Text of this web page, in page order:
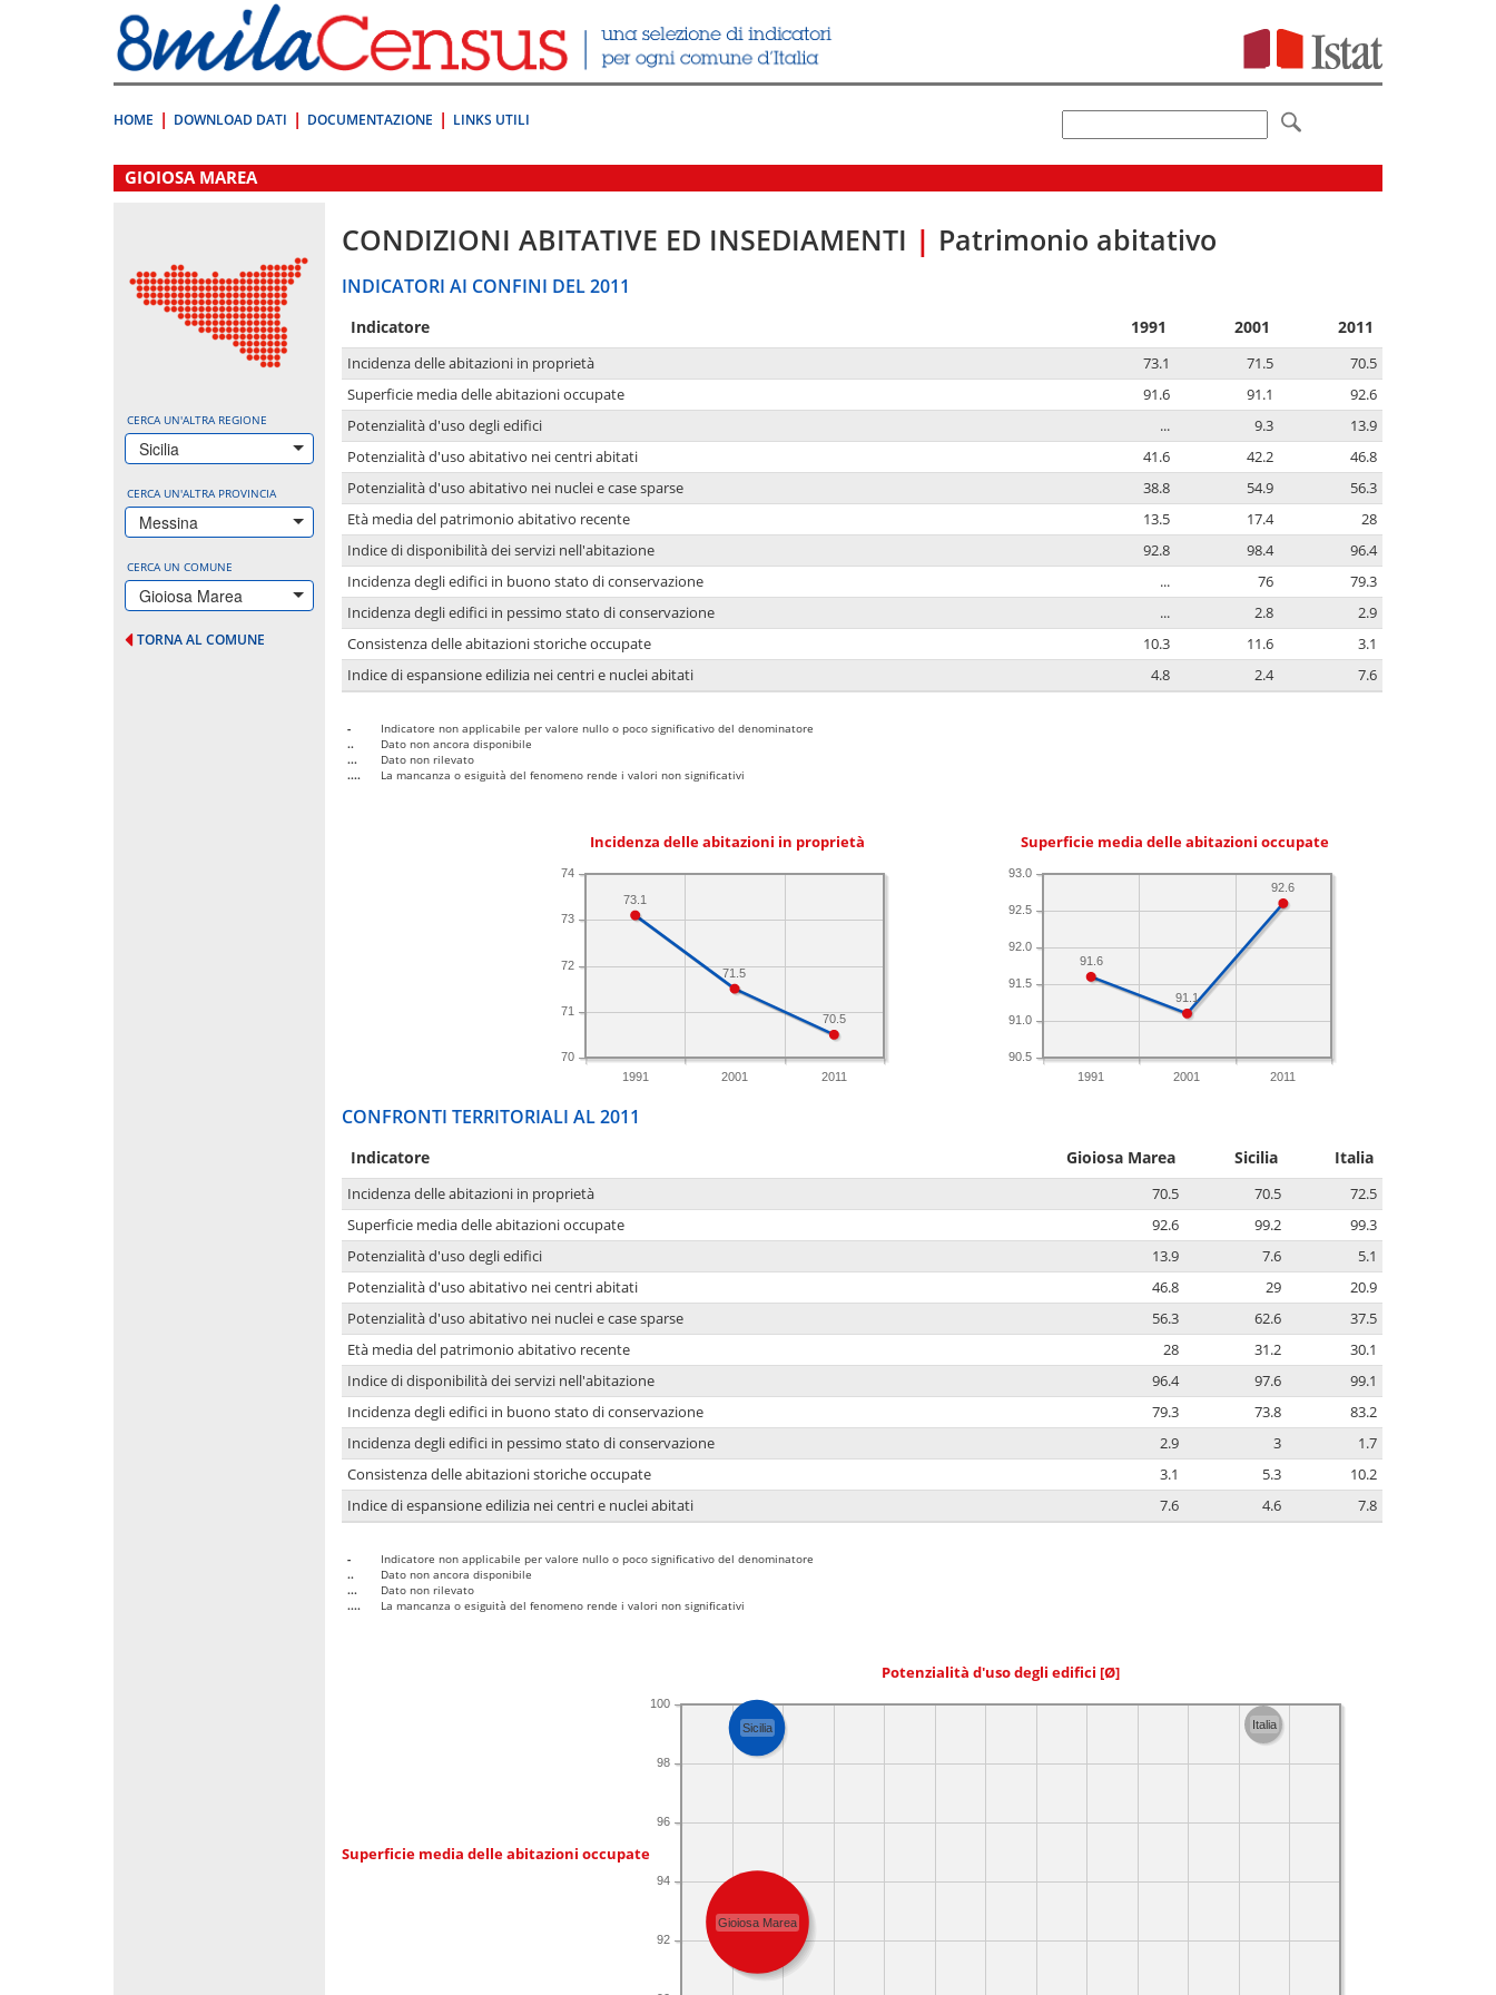
direttamente
a:
Contenuto
HOME DOWNLOAD DATI DOCUMENTAZIONE LINKS UTILI
.
GIOIOSA MAREA
CERCA UN'ALTRA REGIONE
Sicilia
CERCA UN'ALTRA PROVINCIA
Messina
CERCA UN COMUNE
Gioiosa Marea
TORNA AL COMUNE
CONDIZIONI ABITATIVE ED INSEDIAMENTI | Patrimonio abitativo
INDICATORI AI CONFINI DEL 2011
Indicatore 1991 2001 2011
Incidenza delle abitazioni in proprietà 73.1 71.5
70.5
Superficie media delle abitazioni occupate
91.6 91.1
92.6
Potenzialità d'uso degli edifici
... 9.3
13.9
Potenzialità d'uso abitativo nei centri abitati
41.6 42.2
46.8
Potenzialità d'uso abitativo nei nuclei e case sparse
38.8 54.9
56.3
Età media del patrimonio abitativo recente
13.5 17.4
28
Indice di disponibilità dei servizi nell'abitazione
92.8 98.4
96.4
Incidenza degli edifici in buono stato di conservazione
... 76
79.3
Incidenza degli edifici in pessimo stato di conservazione
... 2.8
2.9
Consistenza delle abitazioni storiche occupate
10.3 11.6
3.1
Indice di espansione edilizia nei centri e nuclei abitati
4.8 2.4 7.6
-
Indicatore non applicabile per valore nullo o poco significativo del denominatore
..
Dato non ancora disponibile
...
Dato non rilevato
....
La mancanza o esiguità del fenomeno rende i valori non significativi
Incidenza delle abitazioni in proprietà
1991 2001 2011
70
71
72
73
74
70.5
71.5
73.1
Superficie media delle abitazioni occupate
1991 2001 2011
90.5
91.0
91.5
92.0
92.5
93.0
92.6
91.1
91.6
CONFRONTI TERRITORIALI AL 2011
Indicatore Gioiosa Marea Sicilia Italia
Incidenza delle abitazioni in proprietà 70.5 70.5
72.5
Superficie media delle abitazioni occupate
92.6 99.2
99.3
Potenzialità d'uso degli edifici
13.9 7.6
5.1
Potenzialità d'uso abitativo nei centri abitati
46.8 29
20.9
Potenzialità d'uso abitativo nei nuclei e case sparse
56.3 62.6
37.5
Età media del patrimonio abitativo recente
28 31.2
30.1
Indice di disponibilità dei servizi nell'abitazione
96.4 97.6
99.1
Incidenza degli edifici in buono stato di conservazione
79.3 73.8
83.2
Incidenza degli edifici in pessimo stato di conservazione
2.9 3
1.7
Consistenza delle abitazioni storiche occupate
3.1 5.3
10.2
Indice di espansione edilizia nei centri e nuclei abitati
7.6 4.6 7.8
-
Indicatore non applicabile per valore nullo o poco significativo del denominatore
..
Dato non ancora disponibile
...
Dato non rilevato
....
La mancanza o esiguità del fenomeno rende i valori non significativi
Potenzialità d'uso degli edifici [Ø]
Superficie media delle abitazioni occupate
92
94
96
98
100
Gioiosa Marea
Sicilia Italia